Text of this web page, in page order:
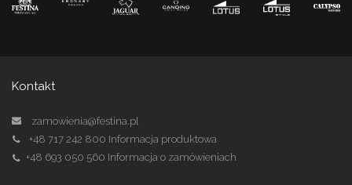
Kontakt
zamowienia@festina.pl
+48 717 242 800 Informacja produktowa
+48 693 050 560 Informacja o zamówieniach